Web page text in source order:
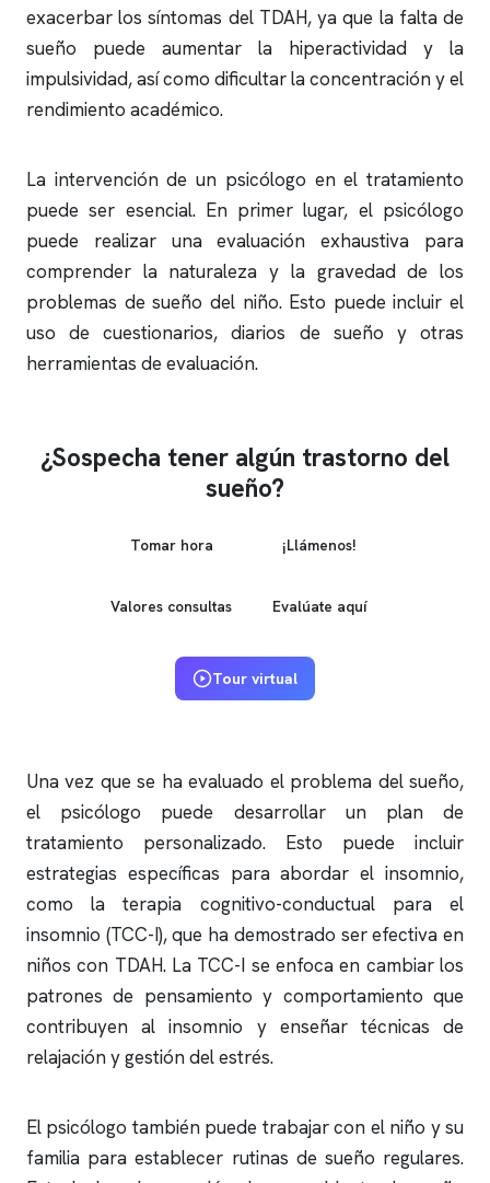
exacerbar los síntomas del TDAH, ya que la falta de
sueño puede aumentar la hiperactividad y la
impulsividad, así como dificultar la concentración y el
rendimiento académico.
La intervención de un psicólogo en el tratamiento
puede ser esencial. En primer lugar, el psicólogo
puede realizar una evaluación exhaustiva para
comprender la naturaleza y la gravedad de los
problemas de sueño del niño. Esto puede incluir el
uso de cuestionarios, diarios de sueño y otras
herramientas de evaluación.
¿Sospecha tener algún trastorno del
sueño?
Tomar hora ¡Llámenos!
Valores consultas Evalúate aquí
Tour virtual
Una vez que se ha evaluado el problema del sueño,
el psicólogo puede desarrollar un plan de
tratamiento personalizado. Esto puede incluir
estrategias específicas para abordar el insomnio,
como la terapia cognitivo-conductual para el
insomnio (TCC-I), que ha demostrado ser efectiva en
niños con TDAH. La TCC-I se enfoca en cambiar los
patrones de pensamiento y comportamiento que
contribuyen alinsomnio y enseñar técnicas de
relajación y gestión del estrés.
El psicólogo también puede trabajar con el niño y su
familia para establecer rutinas de sueño regulares.